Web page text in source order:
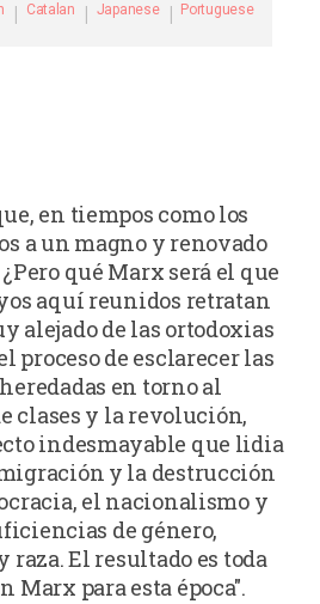
| Catalan | Japanese | Portuguese
en tiempos como los
a un magno y renovado
qué Marx será el que
aquí reunidos retratan
alejado de las ortodoxias
proceso de esclarecer las
en torno al
clases y la revolución,
indesmayable que lidia
y la destrucción
el nacionalismo y
de género,
El resultado es toda
Marx para esta época".